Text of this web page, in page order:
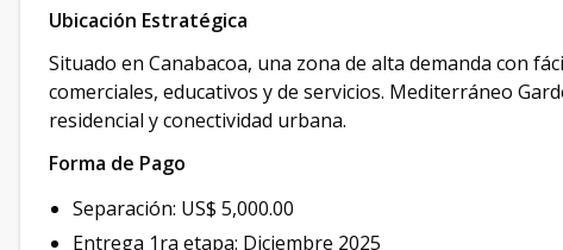
Ubicación Estratégica
Situado en Canabacoa, una zona de alta demanda con
comerciales, educativos y de servicios. Mediterráneo
residencial y conectividad urbana.
Forma de Pago
Separación: US$ 5,000.00
Entrega 1ra etapa: Diciembre 2025